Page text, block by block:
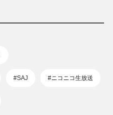
#SAJ #ニコニコ生放送